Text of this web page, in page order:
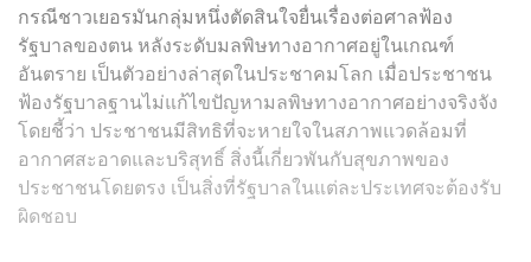
กรณีชาวเยอรมันกลุ่มหนึ่งตัดสินใจยื่นเรื่องต่อศาลฟ้อง
รัฐบาลของตน หลังระดับมลพิษทางอากาศอยู่ในเกณฑ์
อันตราย เป็นตัวอย่างล่าสุดในประชาคมโลก เมื่อประชาชน
ฟ้องรัฐบาลฐานไม่แก้ไขปัญหามลพิษทางอากาศอย่างจริงจัง
โดยชี้ว่า ประชาชนมีสิทธิที่จะหายใจในสภาพแวดล้อมที่
อากาศสะอาดและบริสุทธิ์ สิ่งนี้เกี่ยวพันกับสุขภาพของ
ประชาชนโดยตรง เป็นสิ่งที่รัฐบาลในแต่ละประเทศจะต้องรับ
ผิดชอบ